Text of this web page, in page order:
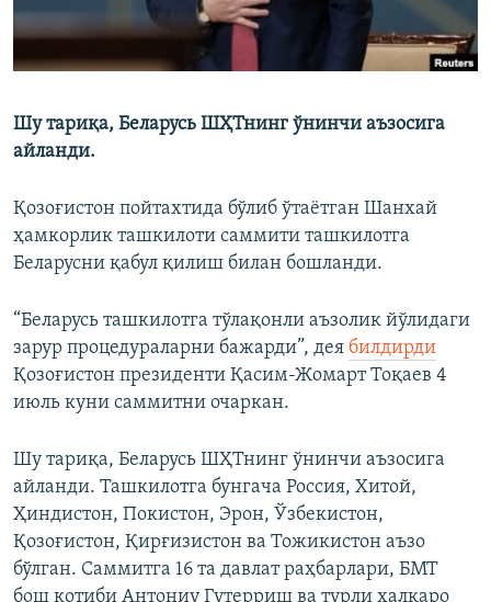
Шу тариқа, Беларусь ШҲТнинг ўнинчи аъзосига
айланди.
Қозоғистон пойтахтида бўлиб ўтаётган Шанхай
ҳамкорлик ташкилоти саммити ташкилотга
Беларусни қабул қилиш билан бошланди.
“Беларусь ташкилотга тўлақонли аъзолик йўлидаги
зарур процедураларни бажарди”, дея билдирди
Қозоғистон президенти Қасим-Жомарт Тоқаев 4
июль куни саммитни очаркан.
Шу тариқа, Беларусь ШҲТнинг ўнинчи аъзосига
айланди. Ташкилотга бунгача Россия, Хитой,
Ҳиндистон, Покистон, Эрон, Ўзбекистон,
Қозоғистон, Қирғизистон ва Тожикистон аъзо
бўлган. Саммитга 16 та давлат раҳбарлари, БМТ
бош котиби Антониу Гутерриш ва турли халқаро